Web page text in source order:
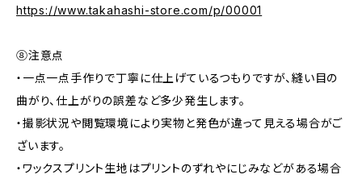
https://www.takahashi-store.com/p/00001
⑧注意点
・一点一点手作りで丁寧に仕上げているつもりですが、縫い目の
曲がり、仕上がりの誤差など多少発生します。
・撮影状況や閲覧環境により実物と発色が違って見える場合がご
ざいます。
・ワックスプリント生地はプリントのずれやにじみなどがある場合